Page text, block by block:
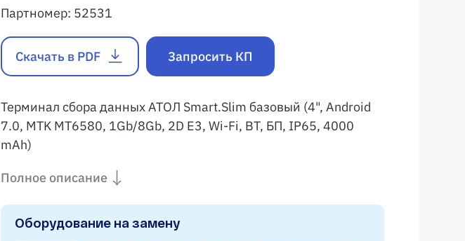
Партномер: 52531
Скачать в PDF Запросить КП
Терминал сбора данных АТОЛ Smart.Slim базовый (4", Android
7.0, MTK MT6580, 1Gb/8Gb, 2D E3, Wi-Fi, BT, БП, IP65, 4000
mАh)
Полное описание
Оборудование на замену